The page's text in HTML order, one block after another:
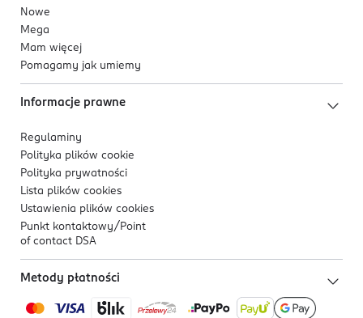
Nowe
Mega
Mam więcej
Pomagamy jak umiemy
Informacje prawne
Regulaminy
Polityka plików cookie
Polityka prywatności
Lista plików cookies
Ustawienia plików cookies
Punkt kontaktowy/ Point
of contact DSA
Metody płatności